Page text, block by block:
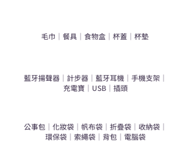
​毛巾 ｜ 餐具 ｜ 食物盒 ｜ 杯蓋 ｜ 杯墊
​藍牙揚聲器 ｜ 計步器 ｜ 藍牙耳機 ｜ 手機支架 ｜
充電寶 ｜ USB ｜ 插頭
公事包｜ 化妝袋｜ 帆布袋｜ 折疊袋｜ 收納袋｜
環保袋｜ 索繩袋｜ 背包｜ 電腦袋